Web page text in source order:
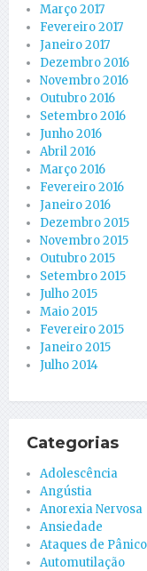
Março 2017
Fevereiro 2017
Janeiro 2017
Dezembro 2016
Novembro 2016
Outubro 2016
Setembro 2016
Junho 2016
Abril 2016
Março 2016
Fevereiro 2016
Janeiro 2016
Dezembro 2015
Novembro 2015
Outubro 2015
Setembro 2015
Julho 2015
Maio 2015
Fevereiro 2015
Janeiro 2015
Julho 2014
Categorias
Adolescência
Angústia
Anorexia Nervosa
Ansiedade
Ataques de Pânico
Automutilação